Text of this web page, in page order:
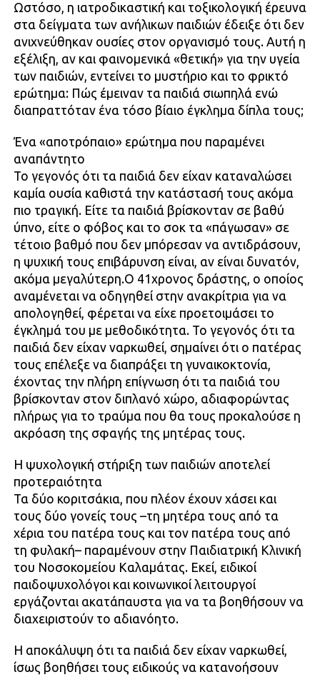
Ωστόσο, η ιατροδικαστική και τοξικολογική έρευνα
στα δείγματα των ανήλικων παιδιών έδειξε ότι δεν
ανιχνεύθηκαν ουσίες στον οργανισμό τους. Αυτή η
εξέλιξη, αν και φαινομενικά «θετική» για την υγεία
των παιδιών, εντείνει το μυστήριο και το φρικτό
ερώτημα: Πώς έμειναν τα παιδιά σιωπηλά ενώ
διαπραττόταν ένα τόσο βίαιο έγκλημα δίπλα τους;
Ένα «αποτρόπαιο» ερώτημα που παραμένει
αναπάντητο
Το γεγονός ότι τα παιδιά δεν είχαν καταναλώσει
καμία ουσία καθιστά την κατάστασή τους ακόμα
πιο τραγική. Είτε τα παιδιά βρίσκονταν σε βαθύ
ύπνο, είτε ο φόβος και το σοκ τα «πάγωσαν» σε
τέτοιο βαθμό που δεν μπόρεσαν να αντιδράσουν,
η ψυχική τους επιβάρυνση είναι, αν είναι δυνατόν,
ακόμα μεγαλύτερη.Ο 41χρονος δράστης, ο οποίος
αναμένεται να οδηγηθεί στην ανακρίτρια για να
απολογηθεί, φέρεται να είχε προετοιμάσει το
έγκλημά του με μεθοδικότητα. Το γεγονός ότι τα
παιδιά δεν είχαν ναρκωθεί, σημαίνει ότι ο πατέρας
τους επέλεξε να διαπράξει τη γυναικοκτονία,
έχοντας την πλήρη επίγνωση ότι τα παιδιά του
βρίσκονταν στον διπλανό χώρο, αδιαφορώντας
πλήρως για το τραύμα που θα τους προκαλούσε η
ακρόαση της σφαγής της μητέρας τους.
Η ψυχολογική στήριξη των παιδιών αποτελεί
προτεραιότητα
Τα δύο κοριτσάκια, που πλέον έχουν χάσει και
τους δύο γονείς τους –τη μητέρα τους από τα
χέρια του πατέρα τους και τον πατέρα τους από
τη φυλακή– παραμένουν στην Παιδιατρική Κλινική
του Νοσοκομείου Καλαμάτας. Εκεί, ειδικοί
παιδοψυχολόγοι και κοινωνικοί λειτουργοί
εργάζονται ακατάπαυστα για να τα βοηθήσουν να
διαχειριστούν το αδιανόητο.
Η αποκάλυψη ότι τα παιδιά δεν είχαν ναρκωθεί,
ίσως βοηθήσει τους ειδικούς να κατανοήσουν